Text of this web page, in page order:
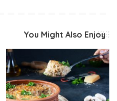
You Might Also Enjoy